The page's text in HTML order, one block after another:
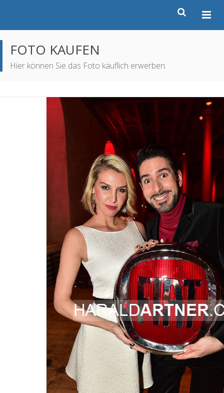
FOTO KAUFEN
Hier können Sie das Foto käuflich erwerben.